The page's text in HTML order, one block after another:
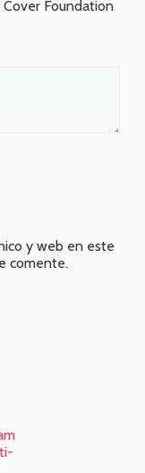
Foundation
y web en este
comente.